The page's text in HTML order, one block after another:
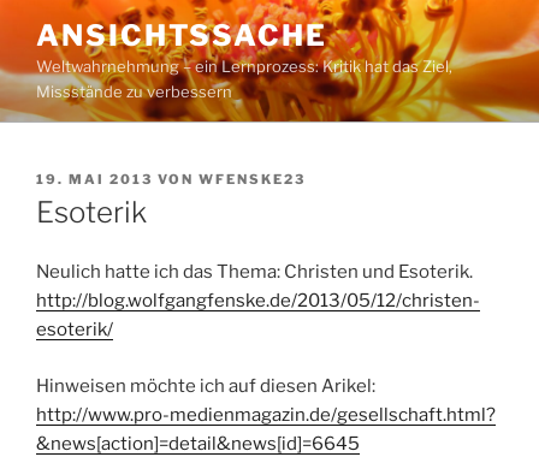
Inhalt
springen
ANSICHTSSACHE
Weltwahrnehmung – ein Lernprozess: Kritik hat das Ziel,
Missstände zu verbessern
VERÖFFENTLICHT
AM
19. MAI 2013 VON WFENSKE23
Esoterik
Neulich hatte ich das Thema: Christen und Esoterik.
http://blog.wolfgangfenske.de/2013/05/12/christen-
esoterik/
Hinweisen möchte ich auf diesen Arikel:
http://www.pro-medienmagazin.de/gesellschaft.html?
&news[action]=detail&news[id]=6645